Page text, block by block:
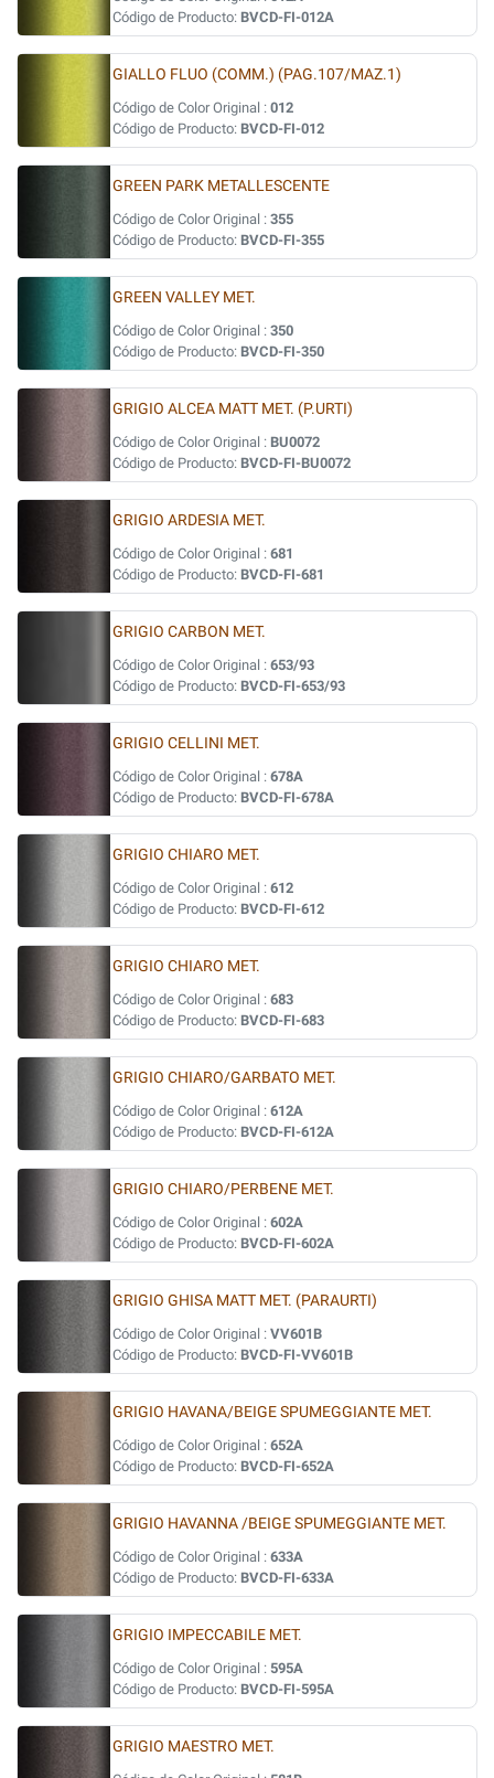
Código de Producto: BVCD-FI-012A
GIALLO FLUO (COMM.) (PAG.107/MAZ.1)
Código de Color Original : 012
Código de Producto: BVCD-FI-012
GREEN PARK METALLESCENTE
Código de Color Original : 355
Código de Producto: BVCD-FI-355
GREEN VALLEY MET.
Código de Color Original : 350
Código de Producto: BVCD-FI-350
GRIGIO ALCEA MATT MET. (P.URTI)
Código de Color Original : BU0072
Código de Producto: BVCD-FI-BU0072
GRIGIO ARDESIA MET.
Código de Color Original : 681
Código de Producto: BVCD-FI-681
GRIGIO CARBON MET.
Código de Color Original : 653/93
Código de Producto: BVCD-FI-653/93
GRIGIO CELLINI MET.
Código de Color Original : 678A
Código de Producto: BVCD-FI-678A
GRIGIO CHIARO MET.
Código de Color Original : 612
Código de Producto: BVCD-FI-612
GRIGIO CHIARO MET.
Código de Color Original : 683
Código de Producto: BVCD-FI-683
GRIGIO CHIARO/GARBATO MET.
Código de Color Original : 612A
Código de Producto: BVCD-FI-612A
GRIGIO CHIARO/PERBENE MET.
Código de Color Original : 602A
Código de Producto: BVCD-FI-602A
GRIGIO GHISA MATT MET. (PARAURTI)
Código de Color Original : VV601B
Código de Producto: BVCD-FI-VV601B
GRIGIO HAVANA/BEIGE SPUMEGGIANTE MET.
Código de Color Original : 652A
Código de Producto: BVCD-FI-652A
GRIGIO HAVANNA /BEIGE SPUMEGGIANTE MET.
Código de Color Original : 633A
Código de Producto: BVCD-FI-633A
GRIGIO IMPECCABILE MET.
Código de Color Original : 595A
Código de Producto: BVCD-FI-595A
GRIGIO MAESTRO MET.